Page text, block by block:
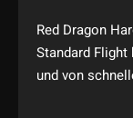
Red Dragon
Standard
und von